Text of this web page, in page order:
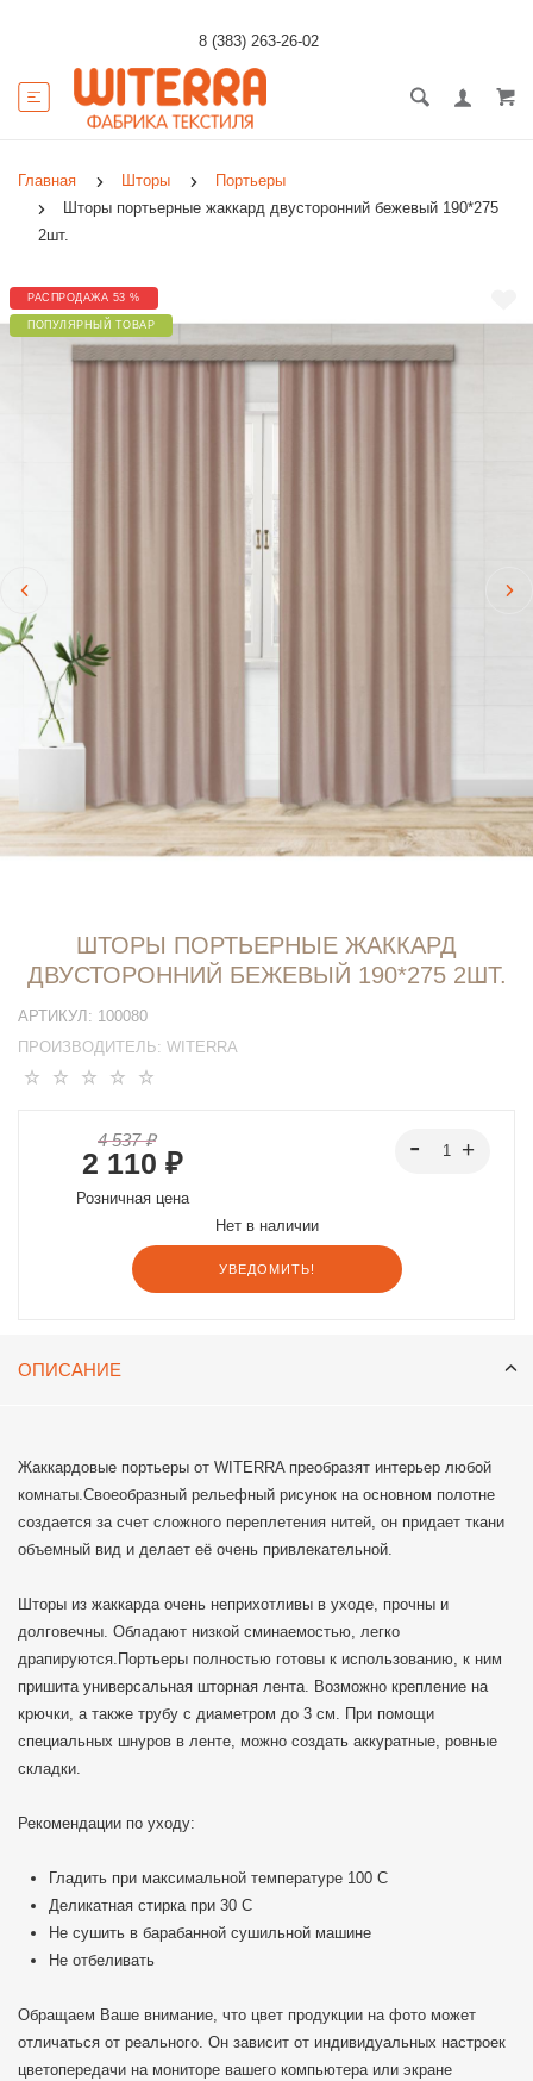
8 (383) 263-26-02
Главная Шторы
Портьеры
Шторы портьерные жаккард двусторонний бежевый 190*275
2шт.
РАСПРОДАЖА 53 %
ПОПУЛЯРНЫЙ ТОВАР
ШТОРЫ ПОРТЬЕРНЫЕ ЖАККАРД
ДВУСТОРОННИЙ БЕЖЕВЫЙ 190*275 2ШТ.
АРТИКУЛ: 100080
ПРОИЗВОДИТЕЛЬ: WITERRA
4 537 ₽
2 110 ₽
Розничная цена
Нет в наличии
УВЕДОМИТЬ!
ОПИСАНИЕ
Жаккардовые портьеры от WITERRA преобразят интерьер любой
комнаты.Своеобразный рельефный рисунок на основном полотне
создается за счет сложного переплетения нитей, он придает ткани
объемный вид и делает её очень привлекательной.
Шторы из жаккарда очень неприхотливы в уходе, прочны и
долговечны. Обладают низкой сминаемостью, легко
драпируются.Портьеры полностью готовы к использованию, к ним
пришита универсальная шторная лента. Возможно крепление на
крючки, а также трубу с диаметром до 3 см. При помощи
специальных шнуров в ленте, можно создать аккуратные, ровные
складки.
Рекомендации по уходу:
Гладить при максимальной температуре 100 C
Деликатная стирка при 30 С
Не сушить в барабанной сушильной машине
Не отбеливать
Обращаем Ваше внимание, что цвет продукции на фото может
отличаться от реального. Он зависит от индивидуальных настроек
цветопередачи на мониторе вашего компьютера или экране